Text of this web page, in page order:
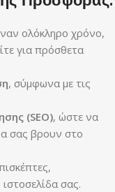
ολόκληρο χρόνο,
για πρόσθετα
, σύμφωνα με τις
(SEO), ώστε να
σας βρουν στο
σας.